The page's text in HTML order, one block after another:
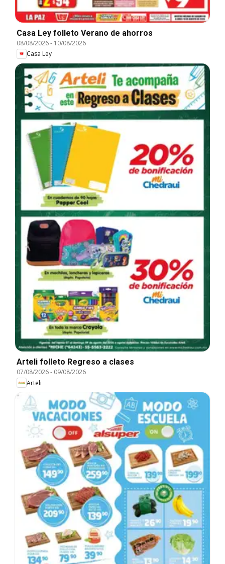
Casa Ley folleto Verano de ahorros
08/08/2026- 10/08/2026
Casa Ley
Arteli folleto Regreso a clases
07/08/2026- 09/08/2026
Arteli